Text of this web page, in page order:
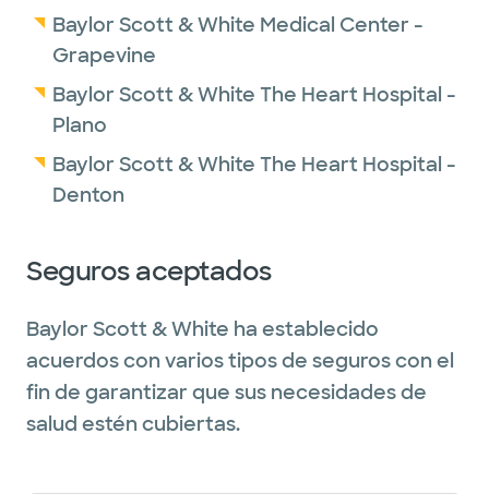
Baylor Scott & White Medical Center -
Grapevine
Baylor Scott & White The Heart Hospital -
Plano
Baylor Scott & White The Heart Hospital -
Denton
Seguros aceptados
Baylor Scott & White ha establecido
acuerdos con varios tipos de seguros con el
fin de garantizar que sus necesidades de
salud estén cubiertas.